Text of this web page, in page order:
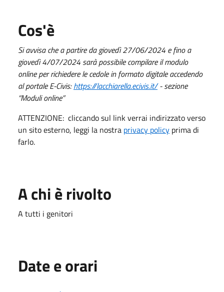
Cos'è
Si avvisa che a partire da giovedì 27/06/2024 e fino a
giovedì 4/07/2024 saràpossibile compilare il modulo
online per richiedere le cedole in formato digitale accedendo
al portale E-Civis:https://lacchiarella.ecivis.it/- sezione
“Moduli online”
ATTENZIONE: cliccando sul link verrai indirizzato verso
un sito esterno, leggi la nostra privacy policy prima di
farlo.
A chi è rivolto
A tutti i genitori
Date e orari